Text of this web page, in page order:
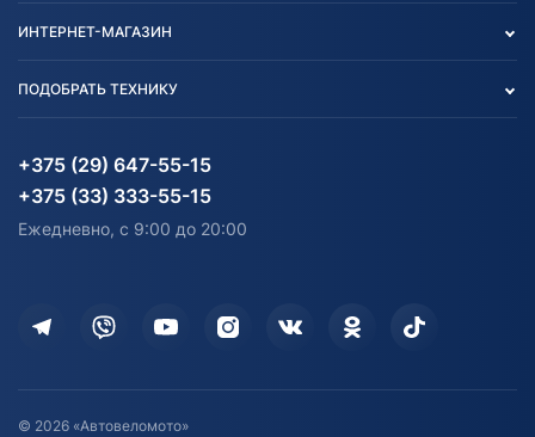
Блог
Карта сайта
Согласие на обработку
Информация до получения
согласия на обработку
Дополнительные услуги
Оставить отзыв
Договор публичной оферты
ИНТЕРНЕТ-МАГАЗИН
Агротехника
Водный транспорт
Электротранспорт
ПОДОБРАТЬ ТЕХНИКУ
Агротехника
Электротранспорт
+375 (29) 647-55-15
+375 (33) 333-55-15
Ежедневно, с 9:00 до 20:00
© 2026 «Автовеломото»